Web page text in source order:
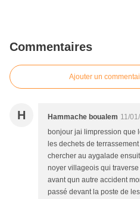
Commentaires
Ajouter un
H Hammache boualem 11/
bonjour jai limpression que
les dechets de
chercher au aygalade
noyer villageois qui
avant qun autre accident
passé devant la poste de